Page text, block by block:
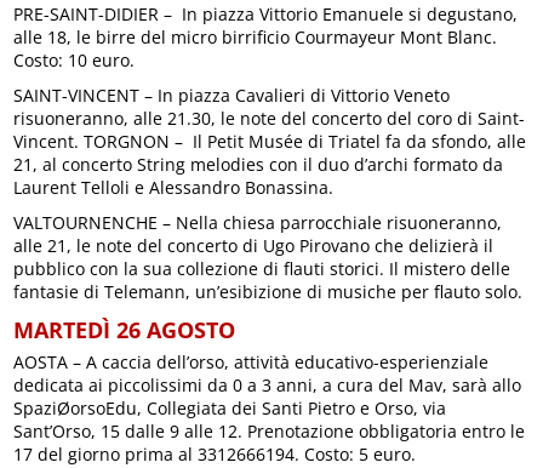
PRE-SAINT-DIDIER – In piazza Vittorio Emanuele si degustano,
alle 18, le birre del micro birrificio Courmayeur Mont Blanc.
Costo: 10 euro.
SAINT-VINCENT – In piazza Cavalieri di Vittorio Veneto
risuoneranno, alle 21.30, le note del concerto del coro di Saint-
Vincent. TORGNON – Il Petit Musée di Triatel fa da sfondo, alle
21, al concerto String melodies con il duo d’archi formato da
Laurent Telloli e Alessandro Bonassina.
VALTOURNENCHE – Nella chiesa parrocchiale risuoneranno,
alle 21, le note del concerto di Ugo Pirovano che delizierà il
pubblico con la sua collezione di flauti storici. Il mistero delle
fantasie di Telemann, un’esibizione di musiche per flauto solo.
MARTEDÌ 26 AGOSTO
AOSTA – A caccia dell’orso, attività educativo-esperienziale
dedicata ai piccolissimi da 0 a 3 anni, a cura del Mav, sarà allo
SpaziØorsoEdu, Collegiata dei Santi Pietro e Orso, via
Sant’Orso, 15 dalle 9 alle 12. Prenotazione obbligatoria entro le
17 del giorno prima al 3312666194. Costo: 5 euro.